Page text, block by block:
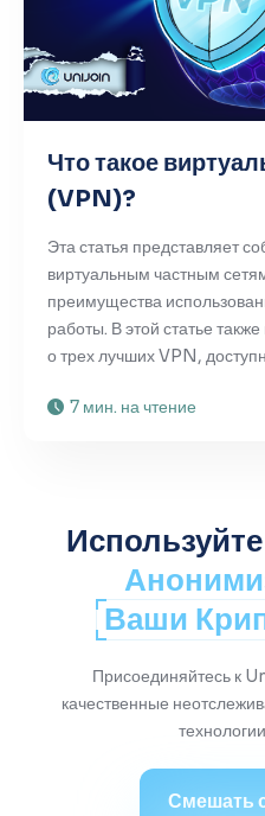
Что такое
(VPN)?
Эта статья представляет
виртуальным частным
преимущества
работы. В этой статье
о трех лучших VPN,
7 мин. на чтение
Ваши
Присоединяйтесь к
качественные
Смешать